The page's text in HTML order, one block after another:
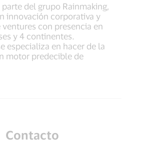
del grupo Rainmaking,
innovación corporativa y
con presencia en
y 4 continentes.
especializa en hacer de la
motor predecible de
Contacto